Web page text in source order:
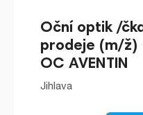
Oční optik /
prodeje (m/ž)
OC AVENTIN
Jihlava